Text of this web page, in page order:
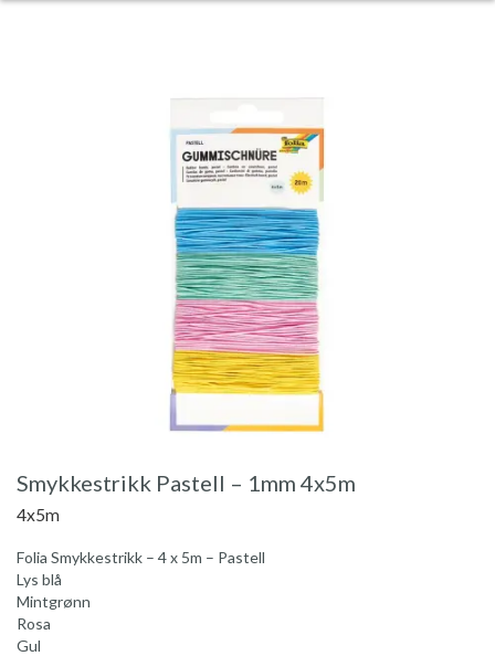
Smykkestrikk Pastell – 1mm 4x5m
4x5m
Folia Smykkestrikk – 4 x 5m – Pastell
Lys blå
Mintgrønn
Rosa
Gul